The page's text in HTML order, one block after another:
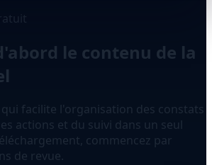
le contenu de la
facilite l'organisation des constats
actions et du suivi dans un seul
commencez par
de revue.